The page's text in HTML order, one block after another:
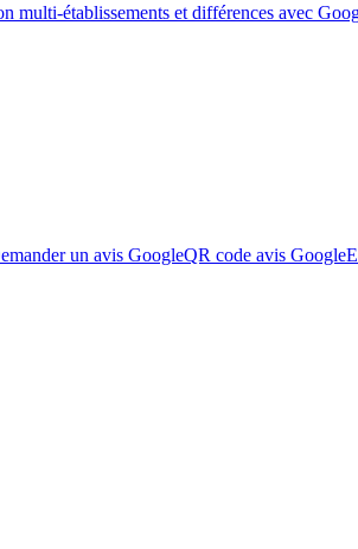
multi-établissements et différences avec
un avis GoogleQR code avis Google